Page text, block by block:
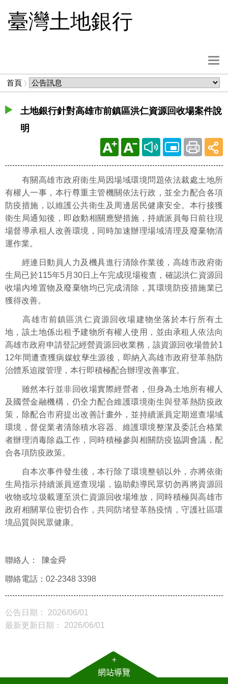
臺灣土地銀行
選
單
按
首頁
麵
包
屑
土地銀行針對高雄市前鎮區洪仁資源回收場案件說
明
有關高雄市政府衛生局因場域環境問題依法裁處土地所
有權人一事，本行尊重主管機關依法行政，並全力配合各項
防疫措施，以維護公共衛生及周邊居民健康安全。本行接獲
衛生局通知後，即啟動相關應變措施，持續派員每日前往現
場督導承租人改善環境，同時加速辦理場域清理及廢棄物清
運作業。
經連日動員人力及機具進行清除作業後，高雄市政府衛
生局已於115年5月30日上午完成現場複查，確認洪仁資源回
收場內堆置物及廢棄物均已完成清除，其環境防疫措施業已
獲得改善。
高雄市前鎮區洪仁資源回收場建物坐落於本行所有土
地，該土地係出租予建物所有權人使用，並由承租人依法向
高雄市政府申請登記經營資源回收業務，該資源回收場曾於1
12年間遭查獲病媒蚊孳生源後，即納入高雄市政府登革熱防
治體系追蹤管理，本行即積極配合辦理改善事宜。
雖然本行並非回收場實際經營者，但身為土地所有權人
及國營金融機構，仍全力配合維護環境衛生與登革熱防疫政
策，除配合市府提出改善計畫外，並持續派員定期巡查場域
環境，督促業者清除積水容器、維護環境整潔及委託合格業
者辦理消毒除蟲工作，同時積極參與相關防疫協調會議，配
合各項防疫政策。
自本次事件發生後，本行除了環境整頓以外，亦將依衛
生局指示持續派員巡查現場，協助勸導民眾切勿再將資源回
收物或垃圾載運至洪仁資源回收場堆放，同時積極與高雄市
政府相關單位密切合作，共同防堵登革熱疫情，守護社區環
境品質與民眾健康。
聯絡人： 陳金舜
聯絡電話：02-2348 3398
公告日期： 2026/06/01
最新更新日期： 2026/06/01
+
網站導覽